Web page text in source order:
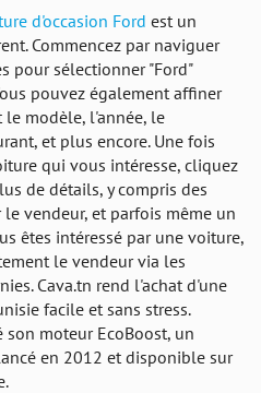
d'occasion Ford est un
Commencez par naviguer
pour sélectionner "Ford"
pouvez également affiner
le modèle, l'année, le
et plus encore. Une fois
qui vous intéresse, cliquez
de détails, y compris des
vendeur, et parfois même un
êtes intéressé par une voiture,
le vendeur via les
Cava.tn rend l'achat d'une
facile et sans stress.
moteur EcoBoost, un
en 2012 et disponible sur